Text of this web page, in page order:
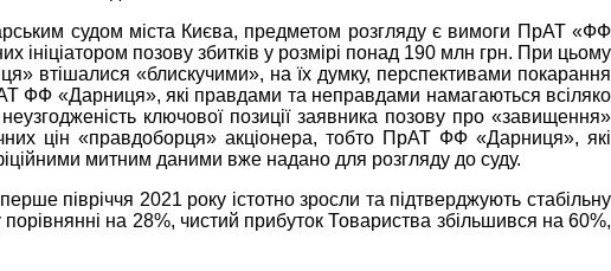
судом міста Києва, предметом розгляду є вимоги ПрАТ «ФФ
ініціатором позову збитків у розмірі понад 190 млн грн. При цьому
втішалися «блискучими», на їх думку, перспективами покарання
ФФ «Дарниця», які правдами та неправдами намагаються всіляко
ключової позиції заявника позову про «завищення»
цін «правдоборця» акціонера, тобто ПрАТ ФФ «Дарниця», які
митним даними вже надано для розгляду до суду.
півріччя 2021 року істотно зросли та підтверджують стабільну
на 28%, чистий прибуток Товариства збільшився на 60%,